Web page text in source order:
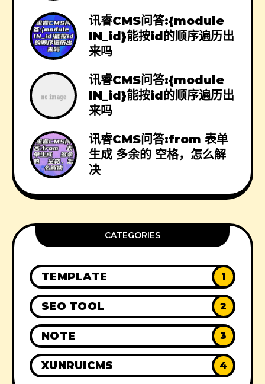
讯睿CMS问答:{module
IN_id}能按id的顺序遍历出
来吗
讯睿CMS问答:{module
IN_id}能按id的顺序遍历出
来吗
讯睿CMS问答:from 表单
生成 多余的 空格，怎么解
决
CATEGORIES
TEMPLATE 1
SEO TOOL 2
NOTE 3
XUNRUICMS 4